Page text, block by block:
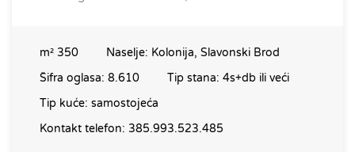
m² 350 Naselje: Kolonija, Slavonski Brod
Šifra oglasa: 8.610 Tip stana: 4s+db ili veći
Tip kuće: samostojeća
Kontakt telefon: 385.993.523.485